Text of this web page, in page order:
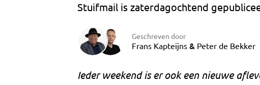
Stuifmail is zaterdagochtend
Geschreven door
Frans Kapteijns & Peter de Bekker
Ieder weekend is er ook een nieuwe